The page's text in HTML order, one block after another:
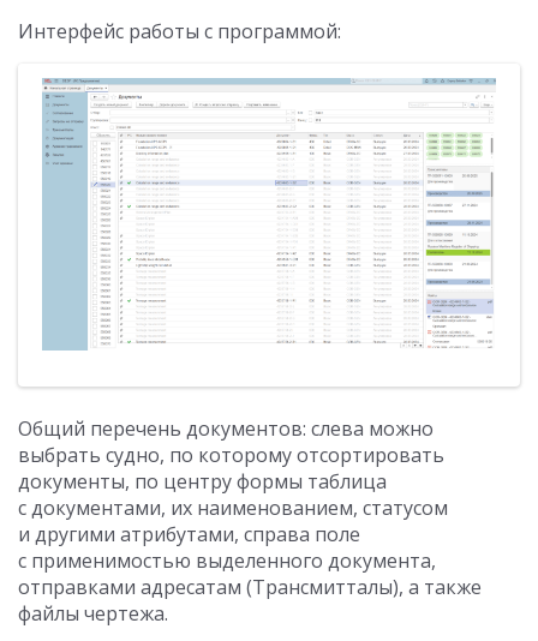
Интерфейс работы с программой:
Общий перечень документов: слева можно
выбрать судно, по которому отсортировать
документы, по центру формы таблица
с документами, их наименованием, статусом
и другими атрибутами, справа поле
с применимостью выделенного документа,
отправками адресатам (Трансмитталы), а также
файлы чертежа.